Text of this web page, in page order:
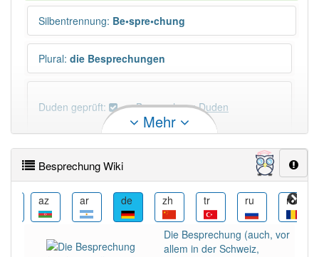
Silbentrennung: Be•spre•chung
Plural: die Besprechungen
Duden geprüft: Besprechung Duden
×
Wörter, die mit "-ung" enden, haben fast immer
Artikel:die.
DER:127Ausnahmen
Beispiele
Mehr
Besprechung Wiki
az ar de zh tr ru ro
Die Besprechung (auch, vor
allem in der Schweiz,